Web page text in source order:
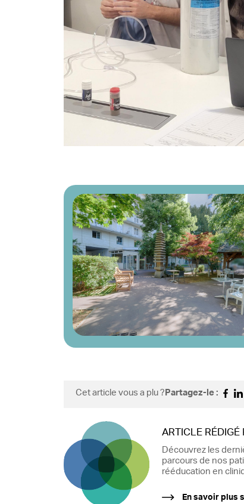
Cet article vous a plu ? Partagez-le :
ARTICLE RÉDIGÉ
Découvrez les
parcours de nos
rééducation en
En savoir plus